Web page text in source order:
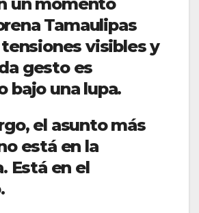
Tamaulipas
visibles y
gesto es
bajo una lupa.
el asunto más
está en la
Está en el